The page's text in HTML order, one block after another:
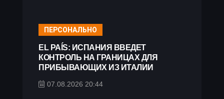
ПЕРСОНАЛЬНО
EL PAÍS: ИСПАНИЯ ВВЕДЕТ
КОНТРОЛЬ НА ГРАНИЦАХ ДЛЯ
ПРИБЫВАЮЩИХ ИЗ ИТАЛИИ
07.08.2026 20:44